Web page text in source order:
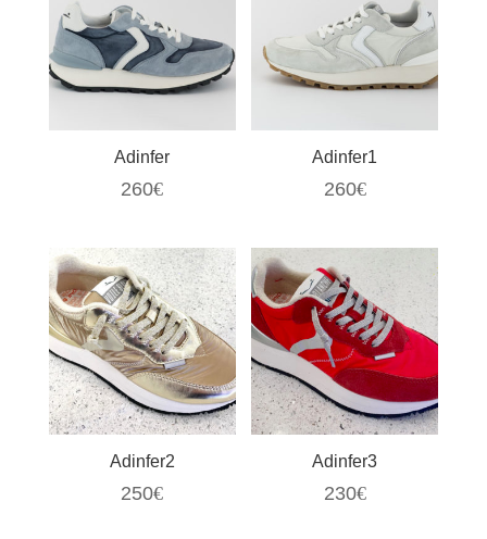
Adinfer
260€
Adinfer1
260€
Adinfer2
250€
Adinfer3
230€